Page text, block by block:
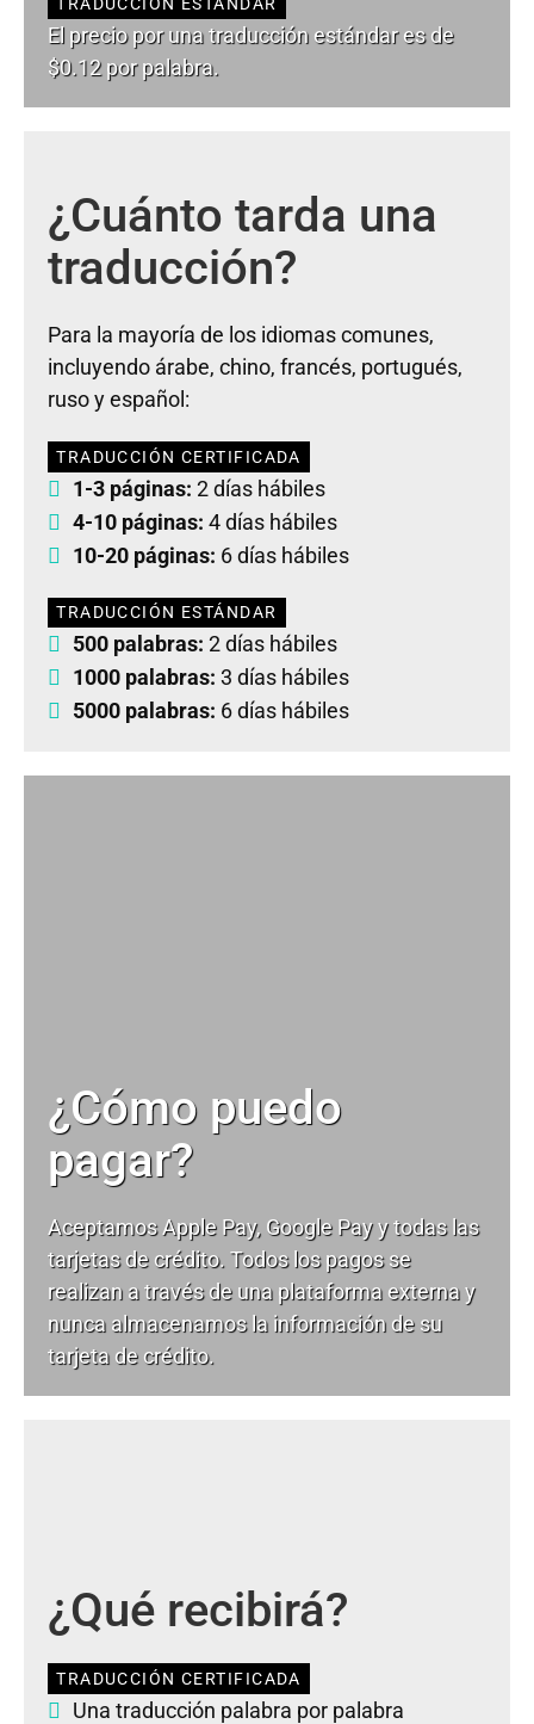
El precio por una traducción estándar es de
$0.12 por palabra.
¿Cuánto tarda una
traducción?
Para la mayoría de los idiomas comunes,
incluyendo árabe, chino, francés, portugués,
ruso y español:
TRADUCCIÓN CERTIFICADA
1-3 páginas: 2 días hábiles
4-10 páginas: 4 días hábiles
10-20 páginas: 6 días hábiles
TRADUCCIÓN ESTÁNDAR
500 palabras: 2 días hábiles
1000 palabras: 3 días hábiles
5000 palabras: 6 días hábiles
¿Cómo puedo
pagar?
Aceptamos Apple Pay, Google Pay y todas las
tarjetas de crédito. Todos los pagos se
realizan a través de una plataforma externa y
nunca almacenamos la información de su
tarjeta de crédito.
¿Qué recibirá?
TRADUCCIÓN CERTIFICADA
Una traducción palabra por palabra